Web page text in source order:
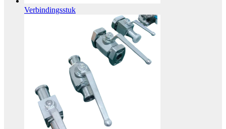
Verbindingsstuk